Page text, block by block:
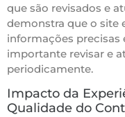
que são revisados e
demonstra que o site
informações precisas
importante revisar e
periodicamente.
Impacto da
Qualidade do